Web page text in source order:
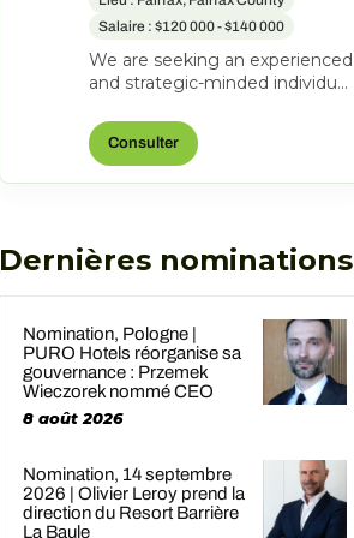
Salaire : $120 000 - $140 000
We are seeking an experienced
and strategic-minded individual
Director of Revenue Strateg...
Consulter
Dernières nominations
Nomination, Pologne |
PURO Hotels réorganise sa
gouvernance : Przemek
Wieczorek nommé CEO
8 août 2026
Nomination, 14 septembre
2026 | Olivier Leroy prend la
direction du Resort Barrière
La Baule